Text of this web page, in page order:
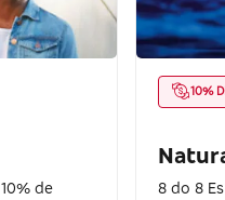
de
10%
8 do 8